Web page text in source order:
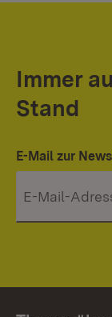
Immer
Stand
E-Mail zur